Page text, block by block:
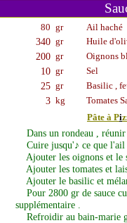
80 gr Ail haché
340 gr Huile
200 gr Oignons
10 gr Sel
25 gr Basilic ,
3 kg
Tomates
Pâte à Pi
Dans un rondeau ,
Cuire jusqu'♪ ce que l'ail
Ajouter les oignons et le
Ajouter les tomates et
Ajouter le basilic et
Pour 2800 gr de sauce
supplémentaire .
Refroidir au bain-marie